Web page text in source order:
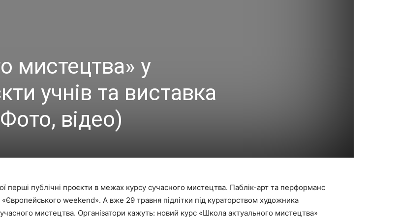
мистецтва» у
учнів та виставка
відео)
перші публічні проєкти в межах курсу сучасного мистецтва. Паблік-арт та перформанс
weekend». А вже 29 травня підлітки під кураторством художника
мистецтва. Організатори кажуть: новий курс «Школа актуального мистецтва»